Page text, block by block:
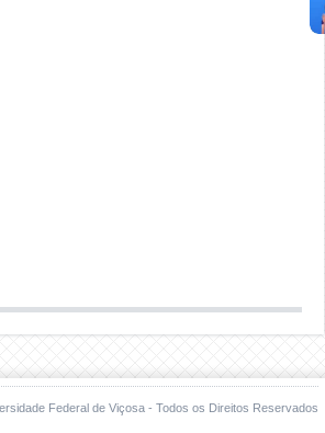
Federal de Viçosa - Todos os Direitos Reservados